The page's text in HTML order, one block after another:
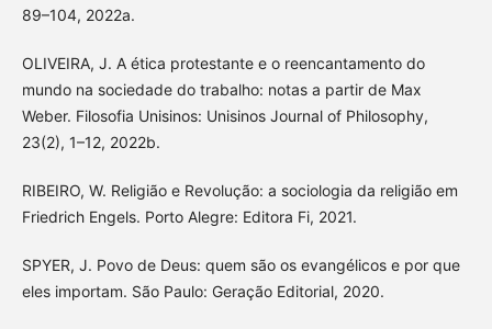
89–104, 2022a.
OLIVEIRA, J. A ética protestante e o reencantamento do
mundo na sociedade do trabalho: notas a partir de Max
Weber. Filosofia Unisinos: Unisinos Journal of Philosophy,
23(2), 1–12, 2022b.
RIBEIRO, W. Religião e Revolução: a sociologia da religião em
Friedrich Engels. Porto Alegre: Editora Fi, 2021.
SPYER, J. Povo de Deus: quem são os evangélicos e por que
eles importam. São Paulo: Geração Editorial, 2020.